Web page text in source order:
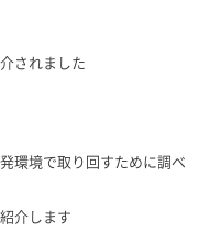
されました
環境で取り回すために調べ
介します